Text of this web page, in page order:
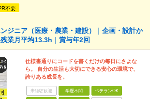
不要
ジニア（医療・農業・建設）｜企画・設計か
業月平均13.3h｜賞与年2回
仕様書通りにコードを書くだけの毎日にさよな
ら。 自分の生活も大切にできる安心の環境で、
誇りある成長を。
未経験歓迎 学歴不問 ベテランOK